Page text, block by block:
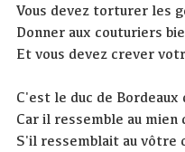
Vous devez torturer les
Donner aux couturiers
Et vous devez crever
C'est le duc de
Car il ressemble au
S'il ressemblait au vôtre